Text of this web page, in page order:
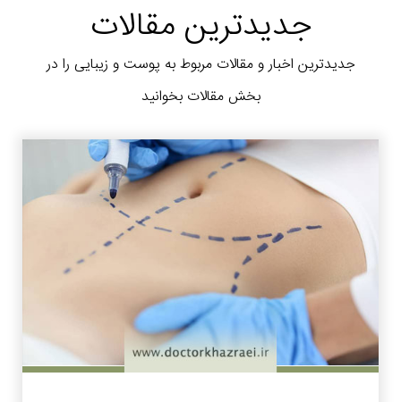
جدیدترین مقالات
جدیدترین اخبار و مقالات مربوط به پوست و زیبایی را در
بخش مقالات بخوانید